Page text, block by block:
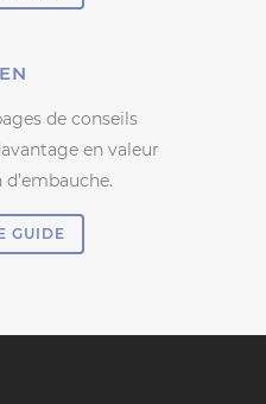
de conseils
en valeur
GUIDE